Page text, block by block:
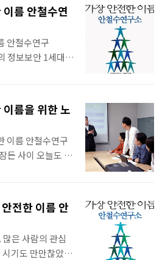
. 이러한 의문 속
장 안전한 이름 안
. 세상에서 가장
로그램 ‘나는 가
을 때 나는 ..
. 우선 안철수 의
책 표지에서도 명
구소 사람들이
소가 어떻게 국민
한 목소리가 들
보더라도 안철
충분하다.
바꿀 수 없는 꿈
불분명한 초청
름 안철수연
안철수연구
정보보안 1세대
는 경영 에세이이
기, 세계 진출 등
피소드 형식으로
미와 생동감을 안
께 이루기 위한 것
석좌교수) 직원
분기당 십조 원 이
과 비교해 보면
름을 위한 노
이름 안철수연구
든 사이 오늘도 무
하는 사람들을 위
은 V3를 한 번이
공감하는 사실이
다.’라는 것을 알
전한 이름 안
은 사람의 관심
기도 만만찮았던